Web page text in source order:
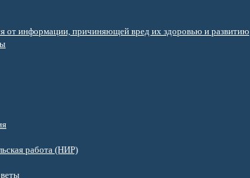
от информации, причиняющей вред их здоровью и развитию
работа (НИР)